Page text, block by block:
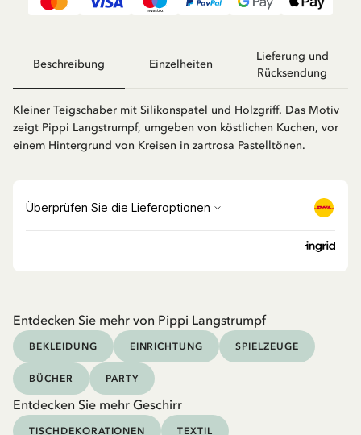
Beschreibung Einzelheiten
Lieferung und
Rücksendung
Kleiner Teigschaber mit Silikonspatel und Holzgriff. Das Motiv
zeigt Pippi Langstrumpf, umgeben von köstlichen Kuchen, vor
einem Hintergrund von Kreisen in zartrosa Pastelltönen.
Entdecken Sie mehr von Pippi Langstrumpf
BEKLEIDUNG EINRICHTUNG SPIELZEUGE
BÜCHER PARTY
Entdecken Sie mehr Geschirr
TISCHDEKORATIONEN TEXTIL